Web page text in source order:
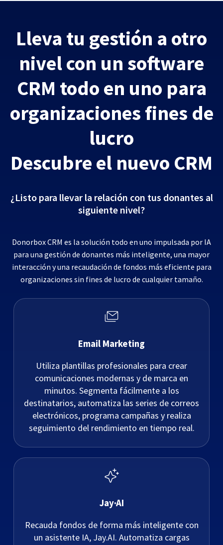
Lleva tu gestión a otro
nivel con un software
CRM todo en uno para
organizaciones fines de
lucro
Descubre el nuevo CRM
¿Listo para llevar la relación con tus donantes al
siguiente nivel?
Donorbox CRM es la solución todo en uno impulsada por IA
para una gestión de donantes más inteligente, una mayor
interacción y una recaudación de fondos más eficiente para
organizaciones sin fines de lucro de cualquier tamaño.
Email Marketing
Utiliza plantillas profesionales para crear
comunicaciones modernas y de marca en
minutos. Segmenta fácilmente a los
destinatarios, automatiza las series de correos
electrónicos, programa campañas y realiza
seguimiento del rendimiento en tiempo real.
Jay·AI
Recauda fondos de forma más inteligente con
un asistente IA, Jay.AI. Automatiza cargas